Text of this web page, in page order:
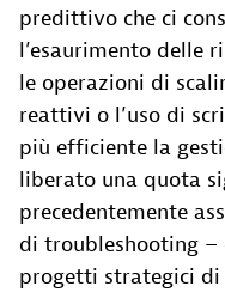
predittivo che ci
l’esaurimento delle
le operazioni di
reattivi o l’uso di
più efficiente la
liberato una quota
precedentemente
di troubleshooting –
progetti strategici di